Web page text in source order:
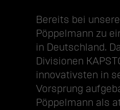
Bereits bei
Pöppelmann zu
in Deutschland.
Divisionen
innovativsten in
Vorsprung
Pöppelmann als